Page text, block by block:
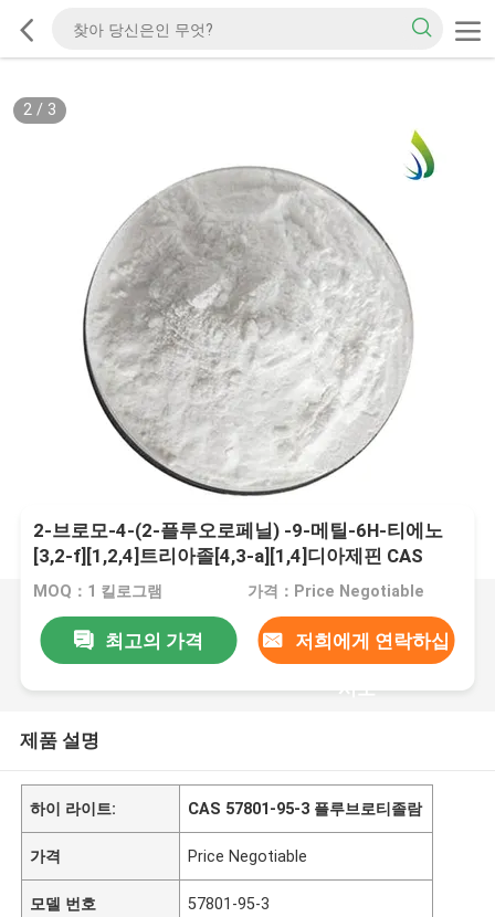
2/ 3
2-브로모-4-(2-플루오로페닐) -9-메틸-6H-티에노
[3,2-f][1,2,4]트리아졸[4,3-a][1,4]디아제핀 CAS
57801-95-3 플루브로티졸람
MOQ：1 킬로그램 가격：Price Negotiable
최고의 가격 저희에게 연락하십
시오
제품 설명
하이 라이트: CAS 57801-95-3 플루브로티졸람
가격 Price Negotiable
모델 번호 57801-95-3